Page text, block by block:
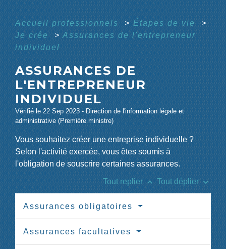
Accueil professionnels > Étapes de vie >
Je crée > Assurances de l'entrepreneur
individuel
ASSURANCES DE
L'ENTREPRENEUR
INDIVIDUEL
Vérifié le 22 Sep 2023 - Direction de l'information légale et
administrative (Première ministre)
Vous souhaitez créer une entreprise individuelle ?
Selon l'activité exercée, vous êtes soumis à
l'obligation de souscrire certaines assurances.
Tout replier keyboard_arrow_up Tout déplier keyboard_arrow_down
Assurances obligatoires
Assurances facultatives